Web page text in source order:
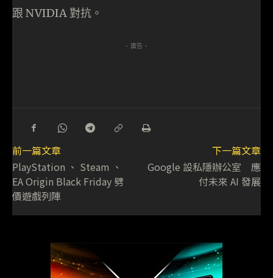
跟 NVIDIA 對抗。
- 廣告 -
前一篇文章
PlayStation 、 Steam 、
EA Origin Black Friday 劈
價遊戲列陣
下一篇文章
Google 設私隱辦公室 應
付未來 AI 發展